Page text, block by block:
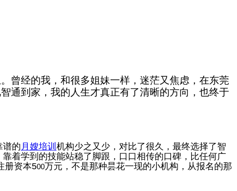
曾经的我，和很多姐妹一样，迷茫又焦虑，在东莞
通到家，我的人生才真正有了清晰的方向，也终于
谱的 月嫂培训 机构少之又少，对比了很久，最终选择了智
着学到的技能站稳了脚跟，口口相传的口碑，比任何广
册资本500万元，不是那种昙花一现的小机构，从报名的那